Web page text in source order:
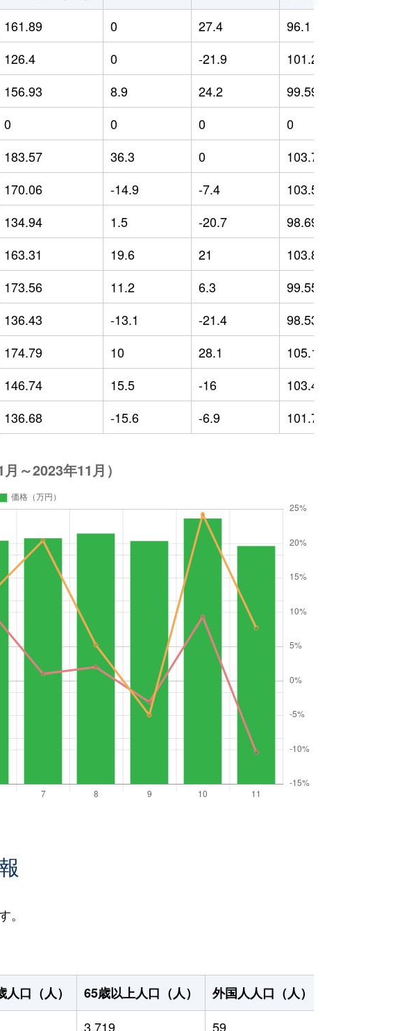
161.89 0 27.4 96.1
126.4 0 -21.9 101.2
156.93 8.9 24.2 99.59
0 0 0 0
183.57 36.3 0 103.7
170.06 -14.9 -7.4 103.52
134.94 1.5 -20.7 98.69
163.31 19.6 21 103.87
173.56 11.2 6.3 99.55
136.43 -13.1 -21.4 98.53
174.79 10 28.1 105.15
146.74 15.5 -16 103.46
136.68 -15.6 -6.9 101.75
口（人） 65歳以上人口（人） 外国人人口（人）
3,719 59